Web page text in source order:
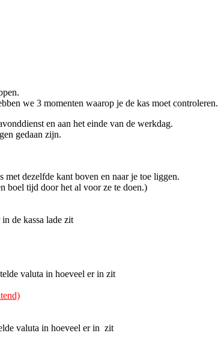
we 3 momenten waarop je de kas moet controleren.
en aan het einde van de werkdag.
gedaan zijn.
dezelfde kant boven en naar je toe liggen.
boel tijd door het al voor ze te doen.)
de kassa lade zit
valuta in hoeveel er in zit
valuta in hoeveel er in zit